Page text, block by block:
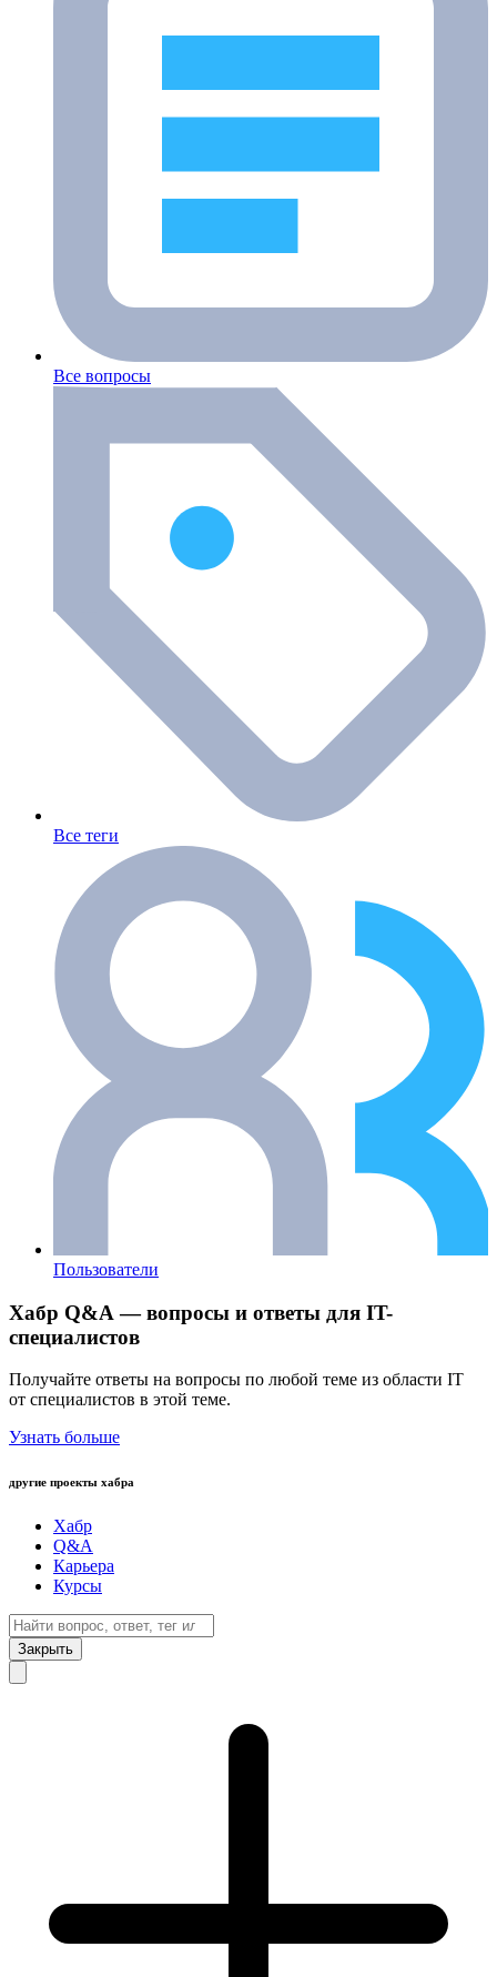
Все вопросы
Все теги
Пользователи
Хабр Q&A — вопросы и ответы для IT-
специалистов
Получайте ответы на вопросы по любой теме из области IT
от специалистов в этой теме.
Узнать больше
другие проекты хабра
Хабр
Q&A
Карьера
Курсы
Закрыть